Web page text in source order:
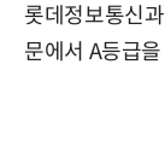
롯데정보통신
문에서 A등급